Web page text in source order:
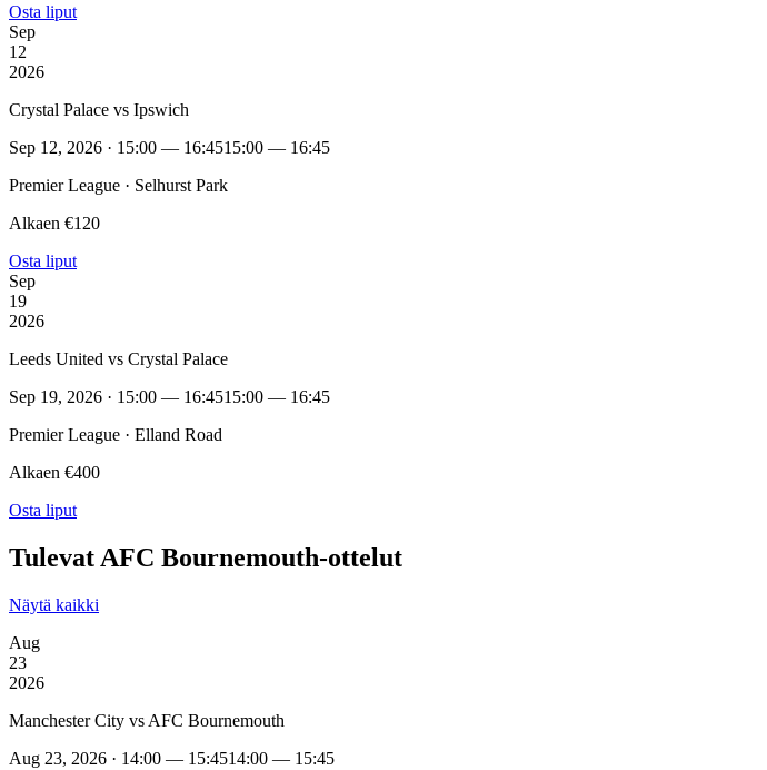
Osta liput
Sep
12
2026
Crystal Palace vs Ipswich
Sep 12, 2026 · 15:00 — 16:4515:00 — 16:45
Premier League · Selhurst Park
Alkaen €120
Osta liput
Sep
19
2026
Leeds United vs Crystal Palace
Sep 19, 2026 · 15:00 — 16:4515:00 — 16:45
Premier League · Elland Road
Alkaen €400
Osta liput
Tulevat AFC Bournemouth-ottelut
Näytä kaikki
Aug
23
2026
Manchester City vs AFC Bournemouth
Aug 23, 2026 · 14:00 — 15:4514:00 — 15:45